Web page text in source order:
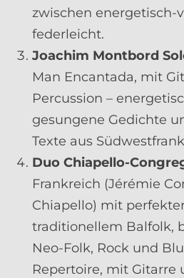
zwischen energetisch-
federleicht.
Joachim Montbord
Man Encantada, mit
Percussion –
gesungene Gedichte
Texte aus
Duo Chiapello-
Frankreich (Jérémie
Chiapello) mit
traditionellem Balfolk,
Neo-Folk, Rock und
Repertoire, mit Gitarre